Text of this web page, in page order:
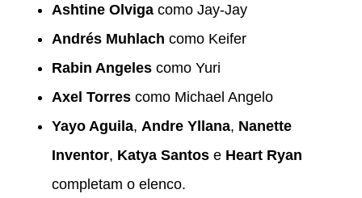
Ashtine Olviga como Jay-Jay
Andrés Muhlach como Keifer
Rabin Angeles como Yuri
Axel Torres como Michael Angelo
Yayo Aguila, Andre Yllana, Nanette
Inventor, Katya Santos e Heart Ryan
completam o elenco.